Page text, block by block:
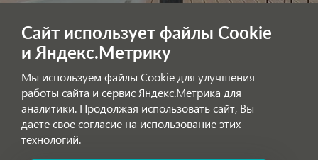
Внимание!Цены, указанные на сайте, не являются публичной
офертой!
Обработка персональных данных
Сайт использует файлы Cookie
и Яндекс.Метрику
Мы используем файлы Cookie для улучшения
работы сайта и сервис Яндекс.Метрика для
аналитики. Продолжая использовать сайт, Вы
даете свое согласие на использование этих
технологий.